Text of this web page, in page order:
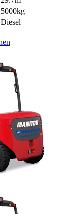
5000kg
Diesel